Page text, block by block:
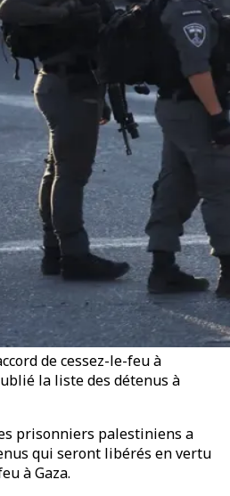
de cessez-le-feu à
la liste des détenus à
prisonniers palestiniens a
qui seront libérés en vertu
à Gaza.